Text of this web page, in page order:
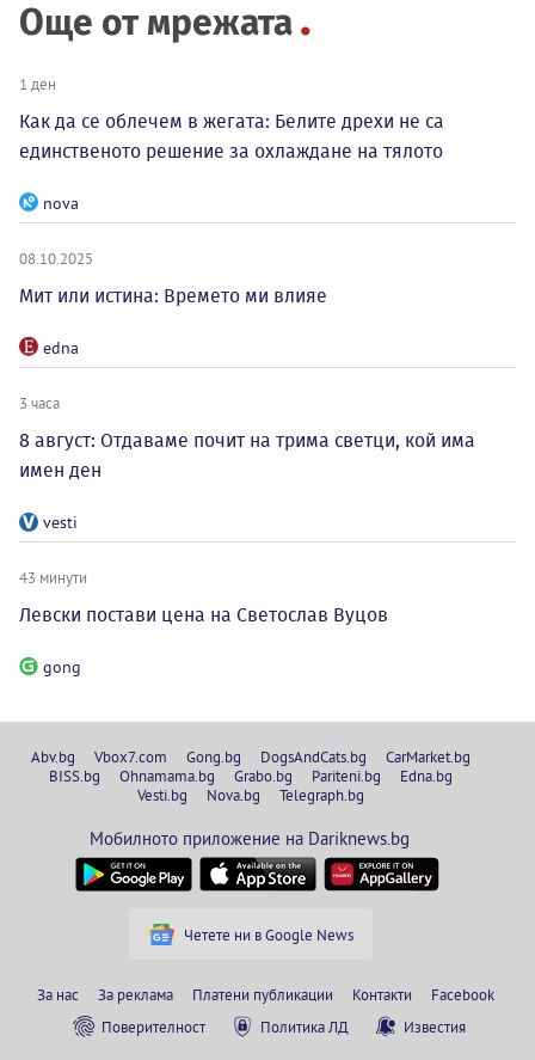
Още от мрежата
1 ден
Как да се облечем в жегата: Белите дрехи не са
единственото решение за охлаждане на тялото
nova
08.10.2025
Мит или истина: Времето ми влияе
edna
3 часа
8 август: Отдаваме почит на трима светци, кой има
имен ден
vesti
43 минути
Левски постави цена на Светослав Вуцов
gong
Abv.bg Vbox7.com Gong.bg DogsAndCats.bg
CarMarket.bg
BISS.bg
Ohnamama.bg Grabo.bg Pariteni.bg
Edna.bg
Vesti.bg
Nova.bg Telegraph.bg
Мобилното приложение на Dariknews.bg
Четете ни в Google News
За нас За реклама Платени публикации Контакти
Facebook
Поверителност
Политика ЛД Известия